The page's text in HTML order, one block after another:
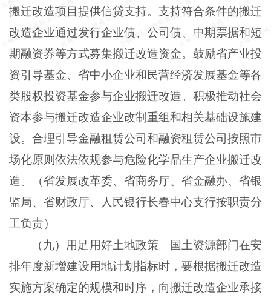
搬迁改造项目提供信贷支持。支持符合条件的搬迁
改造企业通过发行企业债、公司债、中期票据和短
期融资券等方式募集搬迁改造资金。鼓励省产业投
资引导基金、省中小企业和民营经济发展基金等各
类股权投资基金参与企业搬迁改造。积极推动社会
资本参与搬迁改造企业改制重组和相关基础设施建
设。合理引导金融租赁公司和融资租赁公司按照市
场化原则依法依规参与危险化学品生产企业搬迁改
造。（省发展改革委、省商务厅、省金融办、省银
监局、省财政厅、人民银行长春中心支行按职责分
工负责）
（九）用足用好土地政策。国土资源部门在安
排年度新增建设用地计划指标时，要根据搬迁改造
实施方案确定的规模和时序，向搬迁改造企业承接